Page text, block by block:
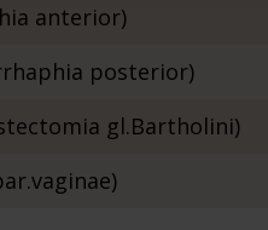
anterior)
posterior)
gl.Bartholini)